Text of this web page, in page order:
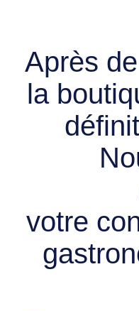
Après
la
votre